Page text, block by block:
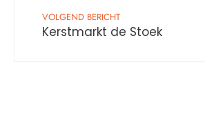
VOLGEND BERICHT
Kerstmarkt de Stoek